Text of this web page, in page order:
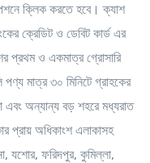
ক্লিক করতে হবে। ক্যাশ
ক্রেডিট ও ডেবিট কার্ড এর
প্রথম ও একমাত্র গ্রোসারি
পণ্য মাত্র ৩০ মিনিটে গ্রাহকের
এবং অন্যান্য বড় শহরে মধ্যরাত
প্রায় অধিকাংশ এলাকাসহ
যশোর, ফরিদপুর, কুমিল্লা,